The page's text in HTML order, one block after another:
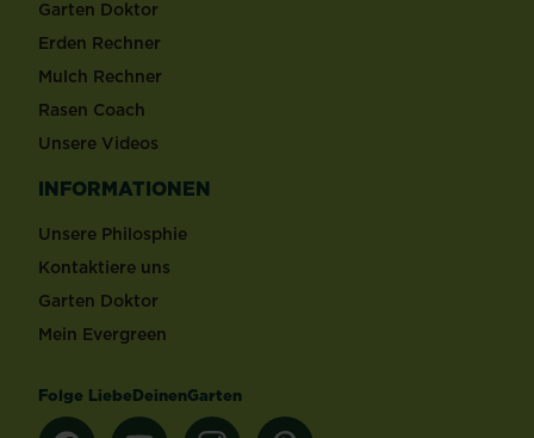
Garten Doktor
Erden Rechner
Mulch Rechner
Rasen Coach
Unsere Videos
INFORMATIONEN
Unsere Philosphie
Kontaktiere uns
Garten Doktor
Mein Evergreen
Folge LiebeDeinenGarten